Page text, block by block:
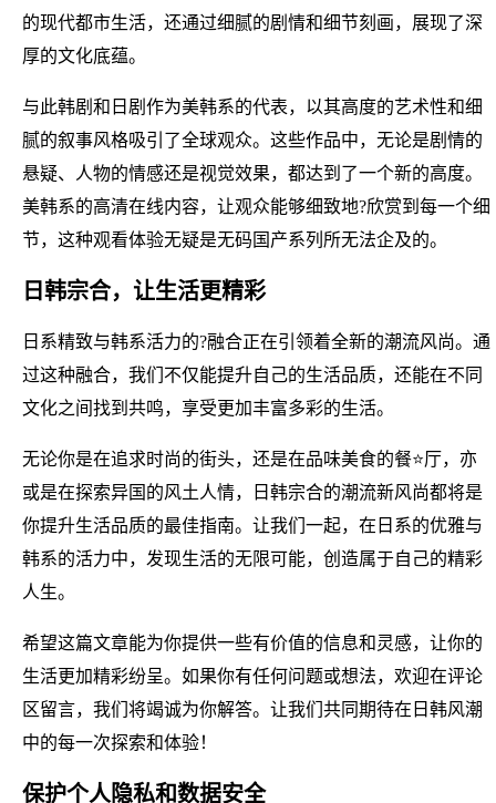
的现代都市生活，还通过细腻的剧情和细节刻画，展现了深
厚的文化底蕴。
与此韩剧和日剧作为美韩系的代表，以其高度的艺术性和细
腻的叙事风格吸引了全球观众。这些作品中，无论是剧情的
悬疑、人物的情感还是视觉效果，都达到了一个新的高度。
美韩系的高清在线内容，让观众能够细致地?欣赏到每一个细
节，这种观看体验无疑是无码国产系列所无法企及的。
日韩宗合，让生活更精彩
日系精致与韩系活力的?融合正在引领着全新的潮流风尚。通
过这种融合，我们不仅能提升自己的生活品质，还能在不同
文化之间找到共鸣，享受更加丰富多彩的生活。
无论你是在追求时尚的街头，还是在品味美食的餐⭐厅，亦
或是在探索异国的风土人情，日韩宗合的潮流新风尚都将是
你提升生活品质的最佳指南。让我们一起，在日系的优雅与
韩系的活力中，发现生活的无限可能，创造属于自己的精彩
人生。
希望这篇文章能为你提供一些有价值的信息和灵感，让你的
生活更加精彩纷呈。如果你有任何问题或想法，欢迎在评论
区留言，我们将竭诚为你解答。让我们共同期待在日韩风潮
中的每一次探索和体验！
保护个人隐私和数据安全